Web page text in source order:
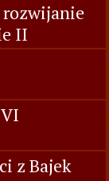
rozwijanie
II
z Bajek